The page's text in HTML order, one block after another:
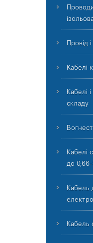
Провід
Кабелі
Кабелі
складу
Кабелі
до
Кабель
Кабель